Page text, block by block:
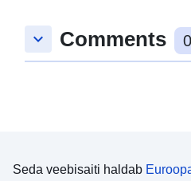
keyboard_arrow_down Comments 0
Seda veebisaiti haldab